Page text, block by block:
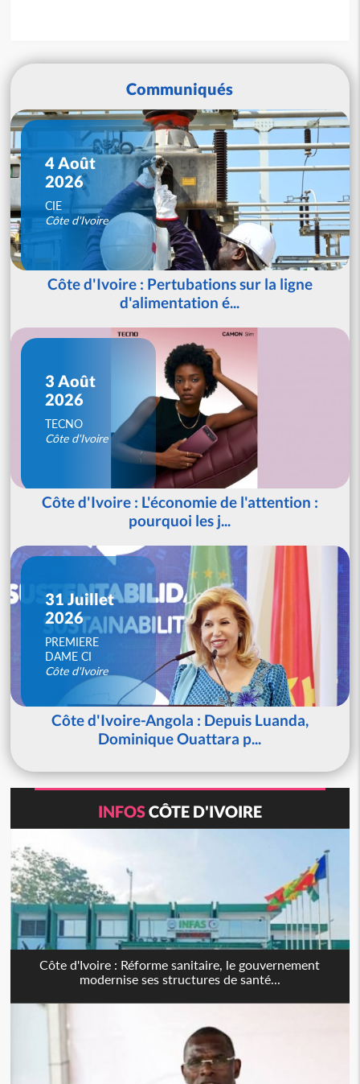
Communiqués
4 Août
2026
CIE
Côte d'Ivoire
Côte d'Ivoire : Pertubations sur la ligne
d'alimentation é...
3 Août
2026
TECNO
Côte d'Ivoire
Côte d'Ivoire : L'économie de l'attention :
pourquoi les j...
31 Juillet
2026
PREMIERE
DAME CI
Côte d'Ivoire
Côte d'Ivoire-Angola : Depuis Luanda,
Dominique Ouattara p...
INFOSCÔTE D'IVOIRE
Côte d'Ivoire : Réforme sanitaire, le gouvernement
modernise ses structures de santé...